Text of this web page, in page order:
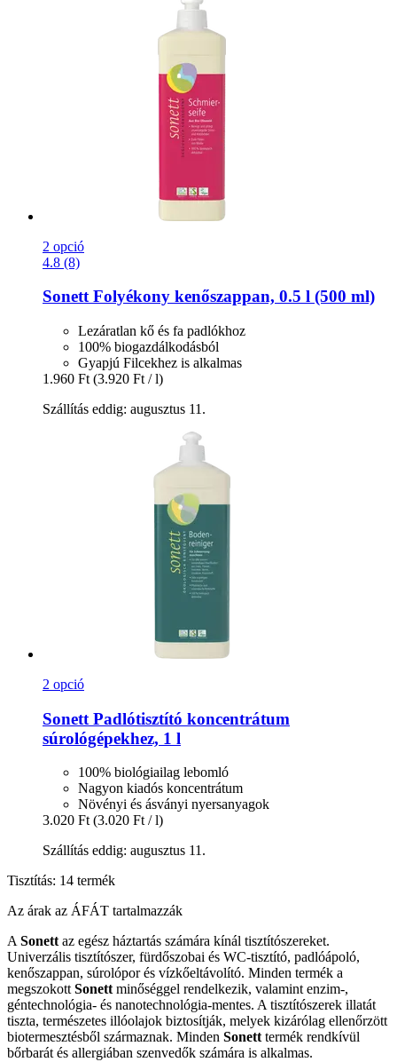
2 opció
4.8 (8)
SonettFolyékony kenőszappan, 0.5 l (500 ml)
Lezáratlan kő és fa padlókhoz
100% biogazdálkodásból
Gyapjú Filcekhez is alkalmas
1.960 Ft (3.920 Ft / l)
Szállítás eddig: augusztus 11.
2 opció
Sonett Padlótisztító koncentrátum
súrológépekhez, 1 l
100% biológiailag lebomló
Nagyon kiadós koncentrátum
Növényi és ásványi nyersanyagok
3.020 Ft (3.020 Ft / l)
Szállítás eddig: augusztus 11.
Tisztítás: 14 termék
Az árak az ÁFÁT tartalmazzák
A Sonett az egész háztartás számára kínál tisztítószereket.
Univerzális tisztítószer, fürdőszobai és WC-tisztító, padlóápoló,
kenőszappan, súrolópor és vízkőeltávolító. Minden termék a
megszokott Sonett minőséggel rendelkezik, valamint enzim-,
géntechnológia- és nanotechnológia-mentes. A tisztítószerek illatát
tiszta, természetes illóolajok biztosítják, melyek kizárólag ellenőrzött
biotermesztésből származnak. Minden Sonett termék rendkívül
bőrbarát és allergiában szenvedők számára is alkalmas.